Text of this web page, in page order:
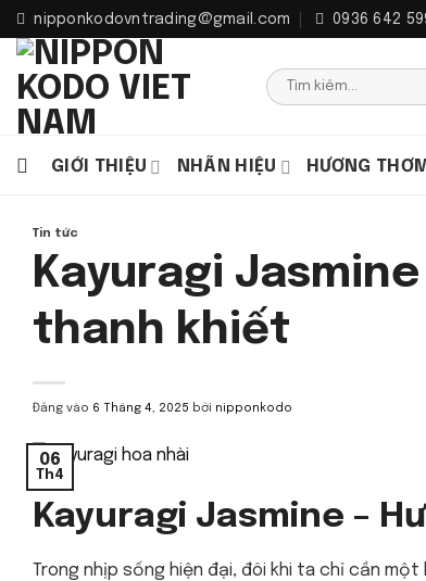
Bỏ
qua
dung
nipponkodovntrading@gmail.com 0936 642
Tìm
kiếm:
GIỚI THIỆU NHÃN HIỆU HƯƠNG THƠM
Tin tức
Kayuragi
thanh khiết
Đăng vào 6 Tháng 4, 2025 bởi nipponkodo
06
Th4
Kayuragi Jasmine –
Trong nhịp sống hiện đại, đôi khi ta chỉ cần